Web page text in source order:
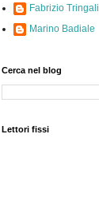
Fabrizio Tringali
Marino Badiale
Cerca nel blog
Lettori fissi